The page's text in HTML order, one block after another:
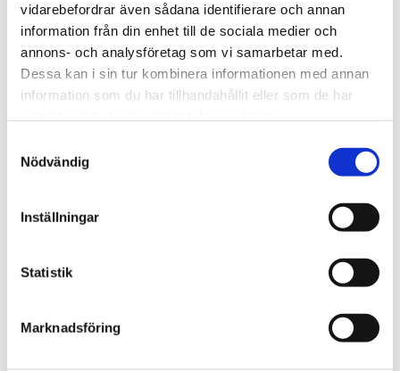
vidarebefordrar även sådana identifierare och annan
information från din enhet till de sociala medier och
annons- och analysföretag som vi samarbetar med.
Dessa kan i sin tur kombinera informationen med annan
information som du har tillhandahållit eller som de har
Nödvändig
Inställningar
Statistik
Marknadsföring
5 870,00KR
Antal
Lagervara
Artikelnr
20261491